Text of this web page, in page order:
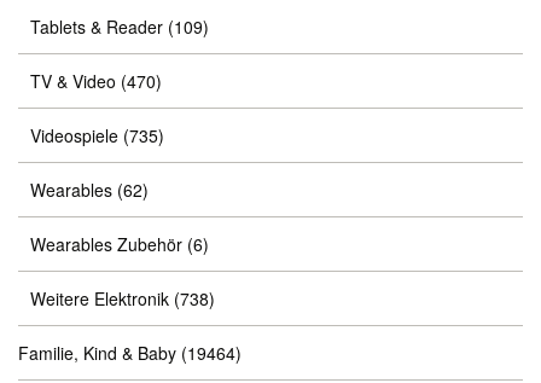
Tablets & Reader (109)
TV & Video (470)
Videospiele (735)
Wearables (62)
Wearables Zubehör (6)
Weitere Elektronik (738)
Familie, Kind & Baby (19464)